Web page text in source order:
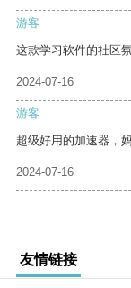
游客
这款学习软件的社区
2024-07-16
游客
超级好用的加速器，
2024-07-16
友情链接